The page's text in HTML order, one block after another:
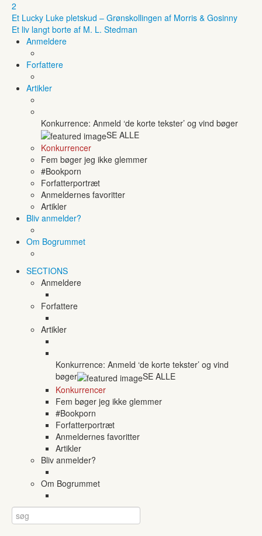
2
Et Lucky Luke pletskud – Grønskollingen af Morris & Gosinny
Et liv langt borte af M. L. Stedman
Anmeldere
Forfattere
Artikler
Konkurrence: Anmeld ‘de korte tekster’ og vind bøger
SE ALLE
Konkurrencer
Fem bøger jeg ikke glemmer
#Bookporn
Forfatterportræt
Anmeldernes favoritter
Artikler
Bliv anmelder?
Om Bogrummet
SECTIONS
Anmeldere
Forfattere
Artikler
Konkurrence: Anmeld ‘de korte tekster’ og vind
bøger
SE ALLE
Konkurrencer
Fem bøger jeg ikke glemmer
#Bookporn
Forfatterportræt
Anmeldernes favoritter
Artikler
Bliv anmelder?
Om Bogrummet